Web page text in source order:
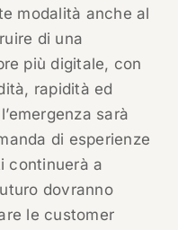
modalità anche al
di una
più digitale, con
rapidità ed
sarà
di esperienze
continuerà a
dovranno
le customer